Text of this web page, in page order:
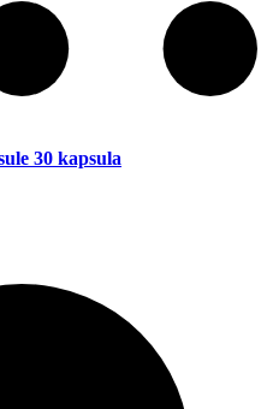
30 kapsula